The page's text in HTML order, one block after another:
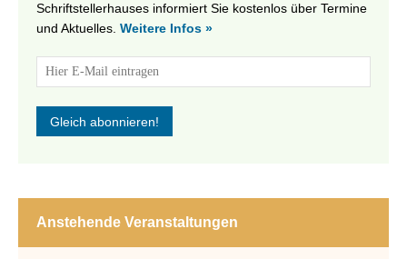
Schriftstellerhauses informiert Sie kostenlos über Termine
und Aktuelles. Weitere Infos »
Anstehende Veranstaltungen